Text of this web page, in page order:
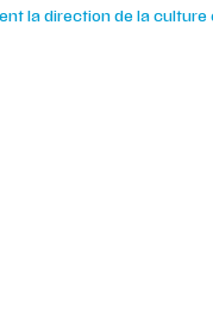
la direction de la culture